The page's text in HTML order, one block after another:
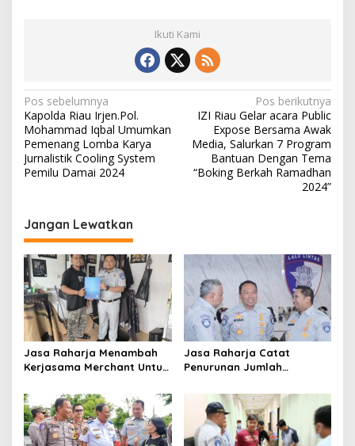
Ikuti Kami
N
a
v
i
a
s
i
p
o
s
Pos sebelumnya
Kapolda Riau Irjen.Pol.
Mohammad Iqbal Umumkan
Pemenang Lomba Karya
Jurnalistik Cooling System
Pemilu Damai 2024
Pos berikutnya
IZI Riau Gelar acara Public
Expose Bersama Awak
Media, Salurkan 7 Program
Bantuan Dengan Tema
“Boking Berkah Ramadhan
2024”
Jangan Lewatkan
Jasa Raharja Menambah
Kerjasama Merchant Untuk
Pemilik Kendaraan Taat
Pajak
Jasa Raharja Catat
Penurunan Jumlah
2024: Dampak Positif dari
Sinergi dan Kolaborasi